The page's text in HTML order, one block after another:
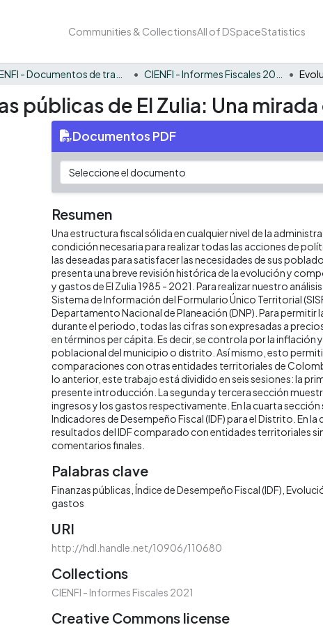
Communities & CollectionsAll of DSpaceStatistics
públicas de El Zulia: Una
Documentos PDF
Resumen
Una estructura fiscal sólida en cualquier nivel de la
condición necesaria para realizar todas las acciones de
las deseadas para satisfacer las necesidades de sus
presenta una breve revisión histórica de la evolución y
y gastos de El Zulia 1985 - 2021. Para realizar nuestro
Sistema de Información del Formulario Único Territorial
Departamento Nacional de Planeación (DNP). Para permitir
durante el periodo, todas las cifras son expresadas a
en términos per cápita. Es decir, se controla por la inflación
poblacional del municipio o distrito. Así mismo, esto
comparaciones con otras entidades territoriales de
lo anterior, este trabajo está dividido en seis sesiones: la
presente introducción. La segunda y tercera sección
ingresos y los gastos respectivamente. En la cuarta sección
Indicadores de Desempeño Fiscal (IDF) para el Distrito. En
resultados del IDF comparado con entidades territoriales
comentarios finales.
Palabras clave
Finanzas públicas Índice de Desempeño Fiscal (IDF)
gastos
URI
http://hdl.handle.net/10906/110680
Collections
CIENFI - Informes Fiscales 2021
Creative Commons license